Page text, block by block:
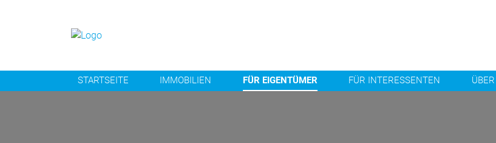
STARTSEITE IMMOBILIEN FÜR EIGENTÜMER FÜR INTERESSENTEN